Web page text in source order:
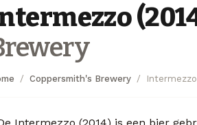
Coppersmith's Brewery
Intermezzo (2014) is een bier